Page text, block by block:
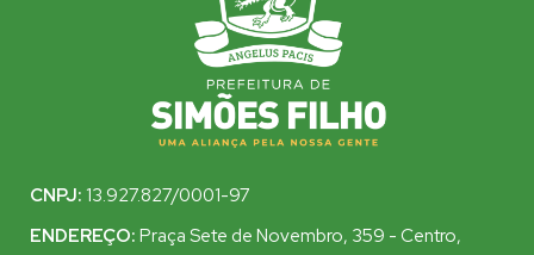
CNPJ: 13.927.827/0001-97
ENDEREÇO: Praça Sete de Novembro, 359 - Centro,